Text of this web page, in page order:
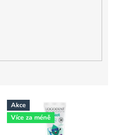
Akce
Více za méně